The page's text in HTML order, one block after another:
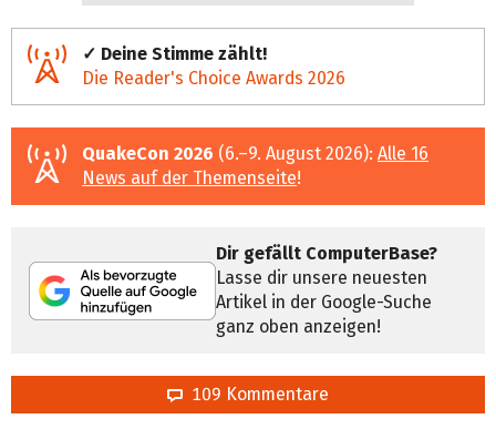
✓ Deine Stimme zählt!
Die Reader's Choice Awards 2026
QuakeCon 2026 (6.–9. August 2026): Alle 16
News auf der Themenseite!
Dir gefällt ComputerBase?
Lasse dir unsere neuesten
Artikel in der Google-Suche
ganz oben anzeigen!
109 Kommentare